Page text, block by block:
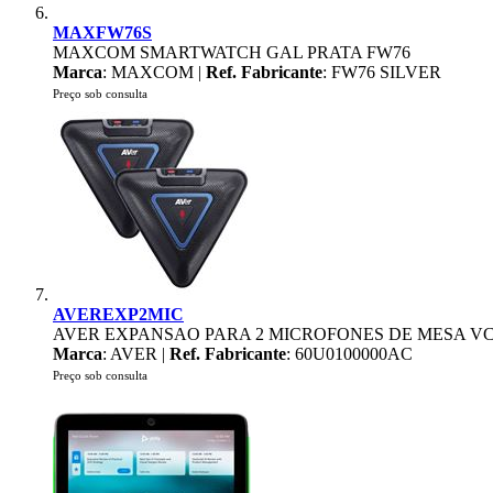
MAXFW76S
MAXCOM SMARTWATCH GAL PRATA FW76
Marca: MAXCOM | Ref. Fabricante: FW76 SILVER
Preço sob consulta
AVEREXP2MIC
AVER EXPANSAO PARA 2 MICROFONES DE MESA
Marca: AVER | Ref. Fabricante: 60U0100000AC
Preço sob consulta